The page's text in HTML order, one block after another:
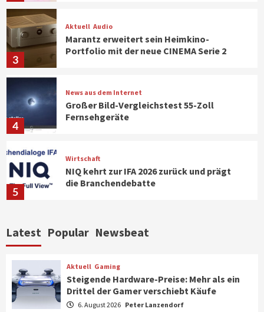
3
Aktuell Audio
Marantz erweitert sein Heimkino-
Portfolio mit der neue CINEMA Serie 2
4
News aus dem Internet
Großer Bild-Vergleichstest 55-Zoll
Fernsehgeräte
5
Wirtschaft
NIQ kehrt zur IFA 2026 zurück und prägt
die Branchendebatte
6
CHERRY baut Vertriebsteam in
Smart Living Top Story
Verbraucher setzen immer mehr auf
Latest Popular Newsbeat
Aktuell Gaming
Steigende Hardware-Preise: Mehr als ein
Drittel der Gamer verschiebt Käufe
6. August 2026 Peter Lanzendorf